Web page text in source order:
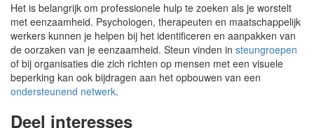
Het is belangrijk om professionele hulp te zoeken als je worstelt
met eenzaamheid. Psychologen, therapeuten en maatschappelijk
werkers kunnen je helpen bij het identificeren en aanpakken van
de oorzaken van je eenzaamheid. Steun vinden in steungroepen
of bij organisaties die zich richten op mensen met een visuele
beperking kan ook bijdragen aan het opbouwen van een
ondersteunend netwerk.
Deel interesses